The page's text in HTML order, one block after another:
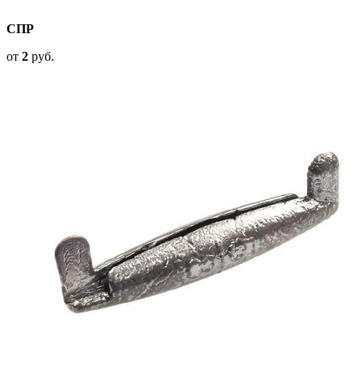
СПР
от 2 руб.